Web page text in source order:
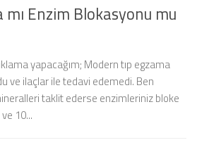
mı Enzim Blokasyonu mu
yapacağım; Modern tıp egzama
ve ilaçlar ile tedavi edemedi. Ben
taklit ederse enzimleriniz bloke
10...